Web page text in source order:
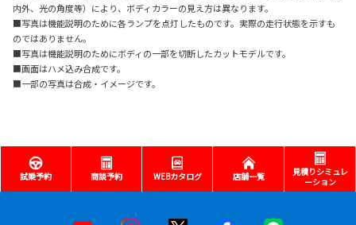
内外、光の角度等）により、ボディカラーの見え方は異なります。
■写真は機能説明のために各ランプを点灯したものです。実際の走行状態を示すも
のではありません。
■写真は機能説明のためにボディの一部を切断したカットモデルです。
■画面はハメ込み合成です。
■一部の写真は合成・イメージです。
試乗予約 商談予約 WEBカタログ 店舗一覧
見積りシミュレ
ーション